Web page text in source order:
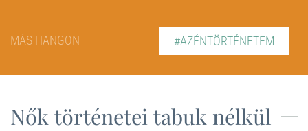
MÁS HANGON #AZÉNTÖRTÉNETEM
Nők történetei tabuk nélkül